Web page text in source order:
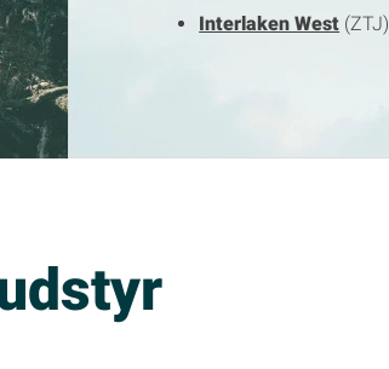
Interlaken West (ZTJ)